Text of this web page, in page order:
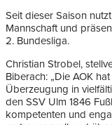
Seit dieser Saison
Mannschaft und
2. Bundesliga.
Christian Strobel,
Biberach: „Die AOK
Überzeugung in
den SSV Ulm 1846
kompetenten und